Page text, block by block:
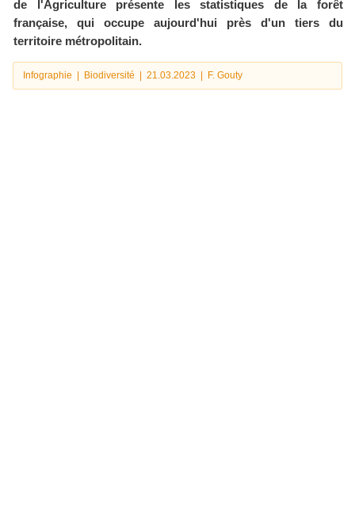
de l'Agriculture présente les statistiques de la forêt
française, qui occupe aujourd'hui près d'un tiers du
territoire métropolitain.
Infographie | Biodiversité | 21.03.2023 | F. Gouty